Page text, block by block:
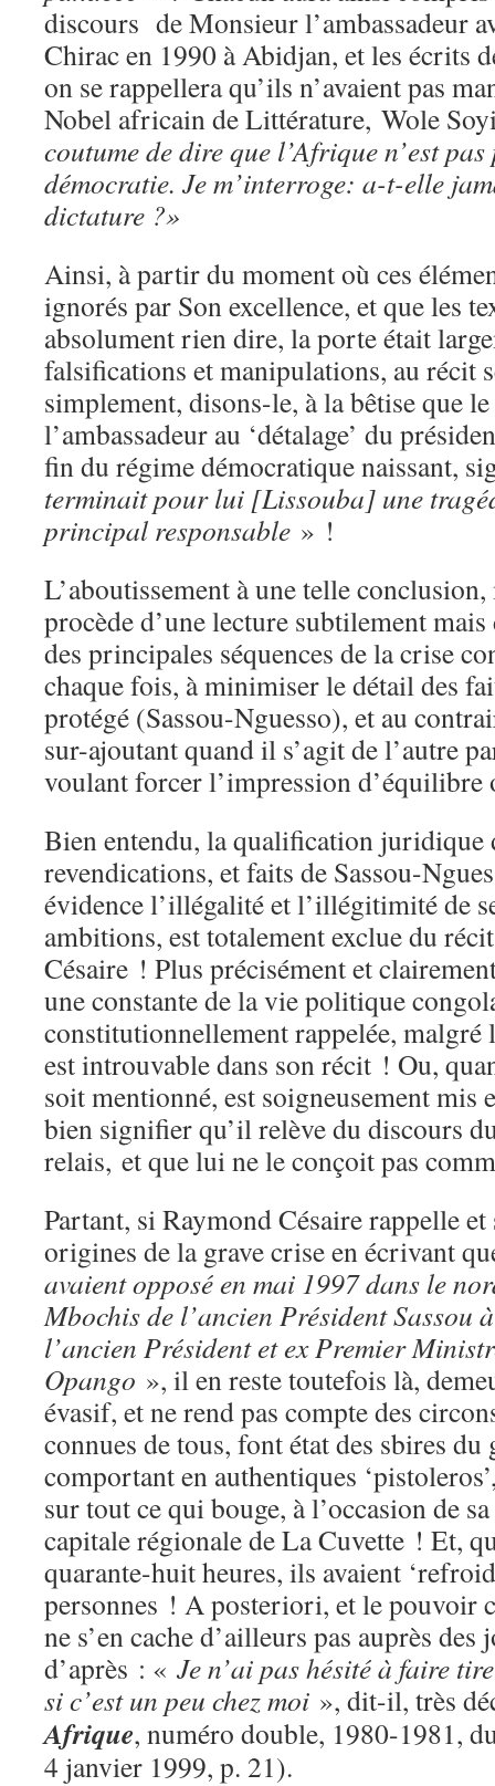
discours de Monsieur l’ambassadeur
Chirac en 1990 à Abidjan, et les écrits
on se rappellera qu’ils n’avaient pas
Nobel africain de Littérature, Wole
coutume de dire que l’Afrique n’est
démocratie. Je m’interroge: a-t-elle
dictature ?»
Ainsi, à partir du moment où ces
ignorés par Son excellence, et que les
absolument rien dire, la porte était
falsifications et manipulations, au récit
simplement, disons-le, à la bêtise que
l’ambassadeur au ‘détalage’ du
fin du régime démocratique naissant,
terminaitpourlui [Lissouba] une
principal responsable » !
L’aboutissement à une telle
procède d’une lecture subtilement
des principales séquences de la crise
chaque fois, à minimiser le détail des
protégé (Sassou-Nguesso), et au
sur-ajoutant quand il s’agit de l’autre
voulant forcer l’impression
Bien entendu, la qualification juridique
revendications, et faits de Sassou-
évidence l’illégalité et l’illégitimité de
ambitions, est totalement exclue du
Césaire ! Plus précisément et
une constante de la vie politique
constitutionnellement rappelée, malgré
est introuvable dans son récit ! Ou,
soit mentionné, est soigneusement mis
bien signifier qu’il relève du discours
relais, et que lui ne le conçoit pas
Partant, si Raymond Césaire rappelle
origines de la grave crise en écrivant
avaient opposé en mai 1997 dans le
Mbochis de l’ancien Président Sassou
l’ancien Président et ex Premier
Opango », il en reste toutefois là,
évasif, et ne rend pas compte des
connues de tous, font état des sbires du
comportant en authentiques
sur tout ce qui bouge, à l’occasion de
capitale régionale de La Cuvette ! Et,
quarante-huit heures, ils avaient
personnes ! A posteriori, et le pouvoir
ne s’en cache d’ailleurs pas auprès des
d’après : « Je n’ai pas hésité à faire
si c’est un peu chez moi », dit-il, très
Afrique, numéro double, 1980-1981,
4 janvier 1999, p. 21).